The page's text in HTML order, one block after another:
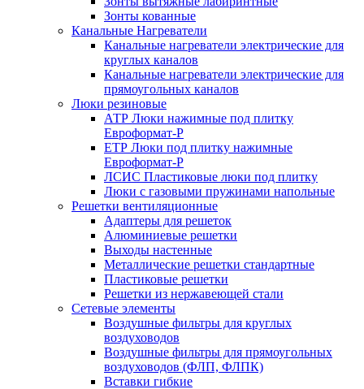
Зонты кованные
Канальные Нагреватели
Канальные нагреватели электрические для
круглых каналов
Канальные нагреватели электрические для
прямоугольных каналов
Люки резиновые
АТР Люки нажимные под плитку
Евроформат-Р
ЕТР Люки под плитку нажимные
Евроформат-Р
ЛСИС Пластиковые люки под плитку
Люки с газовыми пружинами напольные
Решетки вентиляционные
Адаптеры для решеток
Алюминиевые решетки
Выходы настенные
Металлические решетки стандартные
Пластиковые решетки
Решетки из нержавеющей стали
Сетевые элементы
Воздушные фильтры для круглых
воздуховодов
Воздушные фильтры для прямоугольных
воздуховодов (ФЛП, ФЛПК)
Вставки гибкие